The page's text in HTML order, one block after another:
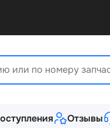
Отзывы